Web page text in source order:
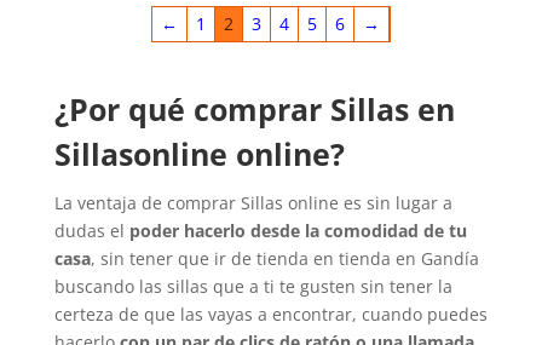
← 1 2 3 4 5 6 →
¿Por qué comprar Sillas en
Sillasonline online?
La ventaja de comprar Sillas online es sin lugar a
dudas el poder hacerlo desde la comodidad de tu
casa, sin tener que ir de tienda en tienda en Gandía
buscando las sillas que a ti te gusten sin tener la
certeza de que las vayas a encontrar, cuando puedes